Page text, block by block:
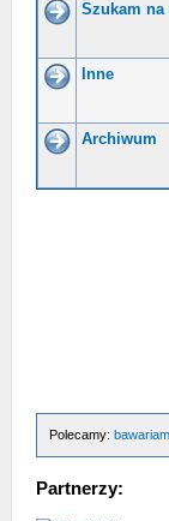
Szukam
Inne
Archiwum
Polecamy:
Partnerzy: